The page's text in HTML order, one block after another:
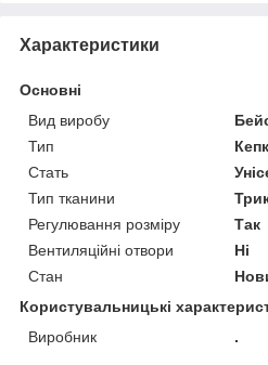
Характеристики
Основні
Вид виробу
Тип
Стать
Тип тканини
Регулювання розміру
Так
Вентиляційні отвори
Ні
Стан
Користувальницькі
Виробник
.